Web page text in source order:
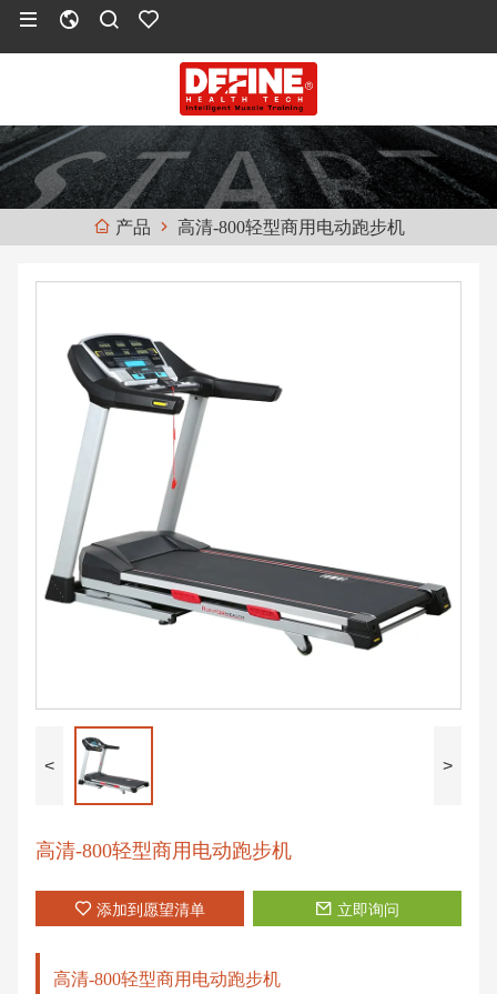
产品 高清-800轻型商用电动跑步机
< >
高清-800轻型商用电动跑步机
添加到愿望清单 立即询问
高清-800轻型商用电动跑步机